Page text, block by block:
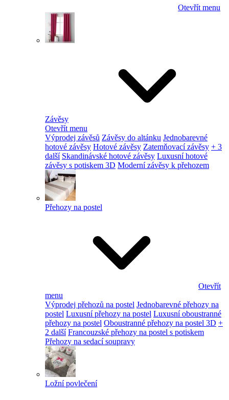
Otevřít menu
Závěsy
Otevřít menu
Výprodej závěsů Závěsy do altánku Jednobarevné
hotové závěsy Hotové závěsy Zatemňovací závěsy + 3
další Skandinávské hotové závěsy Luxusní hotové
závěsy s potiskem 3D Moderní závěsy k přehozem
Přehozy na postel
Otevřít
menu
Výprodej přehozů na postel Jednobarevné přehozy na
postel Luxusní přehozy na postel Luxusní oboustranné
přehozy na postel Oboustranné přehozy na postel 3D +
2 další Francouzské přehozy na postel s potiskem
Přehozy na sedací soupravy
Ložní povlečení